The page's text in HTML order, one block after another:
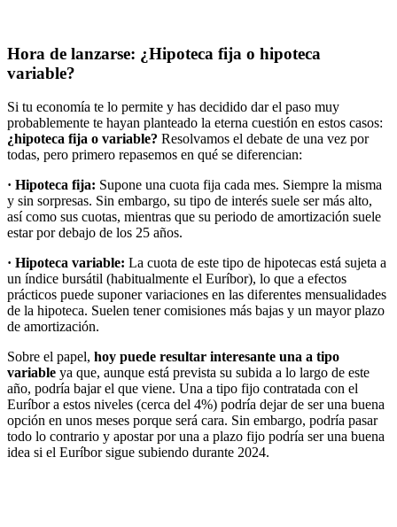
Hora de lanzarse: ¿Hipoteca fija o hipoteca
variable?
Si tu economía te lo permite y has decidido dar el paso muy
probablemente te hayan planteado la eterna cuestión en estos casos:
¿hipoteca fija o variable? Resolvamos el debate de una vez por
todas, pero primero repasemos en qué se diferencian:
· Hipoteca fija: Supone una cuota fija cada mes. Siempre la misma
y sin sorpresas. Sin embargo, su tipo de interés suele ser más alto,
así como sus cuotas, mientras que su periodo de amortización suele
estar por debajo de los 25 años.
· Hipoteca variable: La cuota de este tipo de hipotecas está sujeta a
un índice bursátil (habitualmente el Euríbor), lo que a efectos
prácticos puede suponer variaciones en las diferentes mensualidades
de la hipoteca. Suelen tener comisiones más bajas y un mayor plazo
de amortización.
Sobre el papel, hoy puede resultar interesante una a tipo
variable ya que, aunque está prevista su subida a lo largo de este
año, podría bajar el que viene. Una a tipo fijo contratada con el
Euríbor a estos niveles (cerca del 4%) podría dejar de ser una buena
opción en unos meses porque será cara. Sin embargo, podría pasar
todo lo contrario y apostar por una a plazo fijo podría ser una buena
idea si el Euríbor sigue subiendo durante 2024.